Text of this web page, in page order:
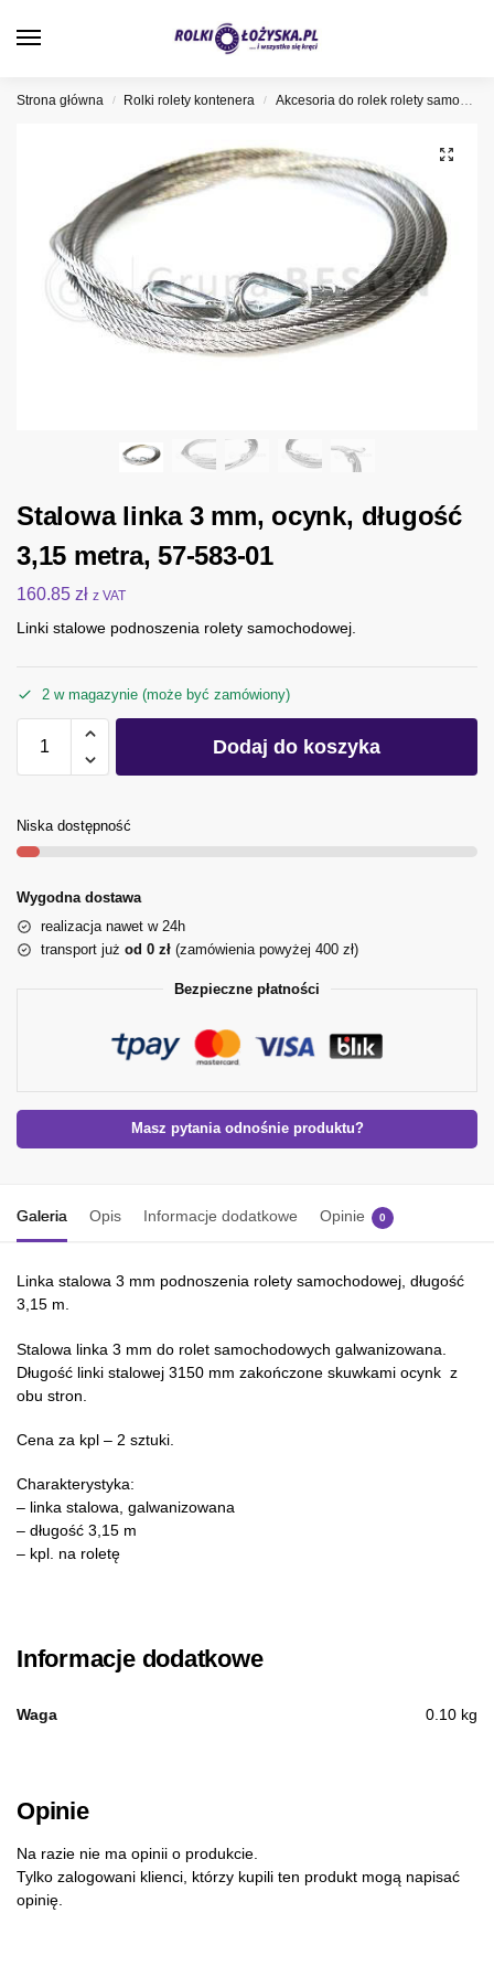
Strona główna / Rolki rolety kontenera / Akcesoria do rolek rolety samochodowej
Stalowa linka 3 mm, ocynk, długość
3,15 metra, 57-583-01
160.85 zł z VAT
Linki stalowe podnoszenia rolety samochodowej.
2 w magazynie (może być zamówiony)
Dodaj do koszyka
Niska dostępność
Wygodna dostawa
realizacja nawet w 24h
transport już od 0 zł (zamówienia powyżej 400 zł)
Bezpieczne płatności
Masz pytania odnośnie produktu?
Galeria Opis Informacje dodatkowe Opinie 0
Linka stalowa 3 mm podnoszenia rolety samochodowej, długość
3,15 m.
Stalowa linka 3 mm do rolet samochodowych galwanizowana.
Długość linki stalowej 3150 mm zakończone skuwkami ocynk z
obu stron.
Cena za kpl – 2 sztuki.
Charakterystyka:
– linka stalowa, galwanizowana
– długość 3,15 m
– kpl. na roletę
Informacje dodatkowe
Waga 0.10 kg
Opinie
Na razie nie ma opinii o produkcie.
Tylko zalogowani klienci, którzy kupili ten produkt mogą napisać
opinię.